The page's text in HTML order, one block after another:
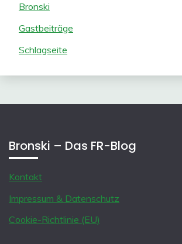
Bronski
Gastbeiträge
Schlagseite
Bronski – Das FR-Blog
Kontakt
Impressum & Datenschutz
Cookie-Richtlinie (EU)